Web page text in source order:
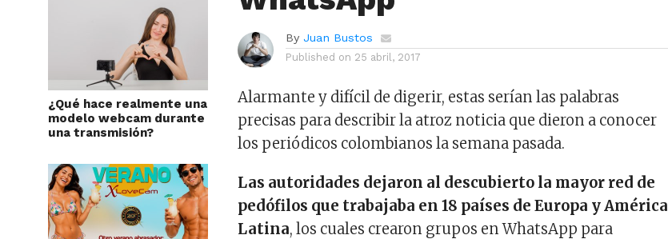
¿Qué hace realmente una
modelo webcam durante
una transmisión?
By Juan Bustos
Published on 25 abril, 2017
Alarmante y difícil de digerir, estas serían las palabras
precisas para describir la atroz noticia que dieron a conocer
los periódicos colombianos la semana pasada.
Las autoridades dejaron al descubierto la mayor red de
pedófilos que trabajaba en 18 países de Europa y América
Latina, los cuales crearon grupos en WhatsApp para